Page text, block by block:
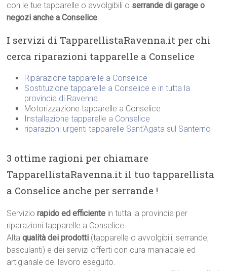
con le tue tapparelle o avvolgibili o serrande di garage o
negozi anche a Conselice.
I servizi di TapparellistaRavenna.it per chi
cerca riparazioni tapparelle a Conselice
Riparazione tapparelle a Conselice
Sostituzione tapparelle a Conselice e in tutta la
provincia di Ravenna
Motorizzazione tapparelle a Conselice
Installazione tapparelle a Conselice
riparazioni urgenti tapparelle Sant’Agata sul Santerno
3 ottime ragioni per chiamare
TapparellistaRavenna.it il tuo tapparellista
a Conselice anche per serrande !
Serviziorapido ed efficiente in tutta la provincia per
riparazioni tapparelle a Conselice.
Altaqualità dei prodotti (tapparelle o avvolgibili, serrande,
basculanti) e dei servizi offerti con cura maniacale ed
artigianale del lavoro eseguito.